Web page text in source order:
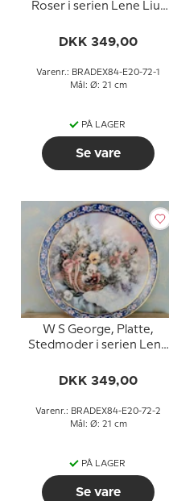
Roser i serien Lene Lius
DKK 349,00
Varenr.: BRADEX84-E20-72-1
Mål: Ø: 21 cm
PÅ LAGER
Se vare
W S George, Platte,
Stedmoder i serien Lene
DKK 349,00
Varenr.: BRADEX84-E20-72-2
Mål: Ø: 21 cm
PÅ LAGER
Se vare